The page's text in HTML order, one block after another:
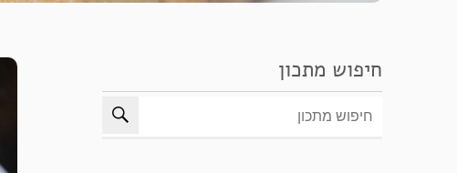
חיפוש מתכון